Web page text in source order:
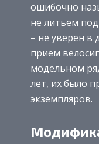
ошибочно
не литьем
– не уверен в
прием
модельном
лет, их было
экземпляров.